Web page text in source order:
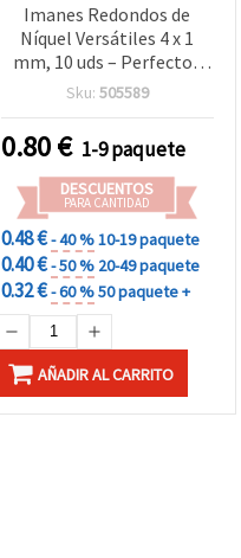
Imanes Redondos de
Níquel Versátiles 4 x 1
mm, 10 uds – Perfectos
para Manualidades
Proyectos DIY
Sku: 505589
0.80€ 1-9 paquete
DESCUENTOS
PARA CANTIDAD
0.48 €- 40 %10-19 paquete
0.40 €- 50 % 20-49 paquete
0.32 €- 60 %50 paquete +
AÑADIR AL CARRITO